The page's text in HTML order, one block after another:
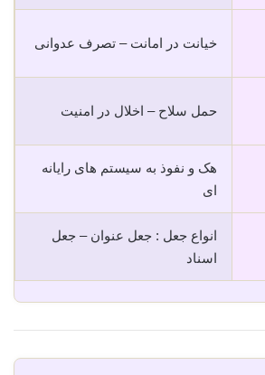
خیانت در امانت – تصرف عدوانی
حمل سلاح – اخلال در امنیت
هک و نفوذ به سیستم های رایانه
ای
انواع جعل : جعل عنوان – جعل
اسناد